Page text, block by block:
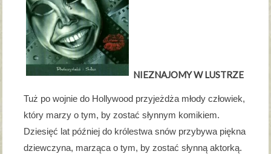
NIEZNAJOMY W LUSTRZE
Tuż po wojnie do Hollywood przyjeżdża młody człowiek,
który marzy o tym, by zostać słynnym komikiem.
Dziesięć lat później do królestwa snów przybywa piękna
dziewczyna, marząca o tym, by zostać słynną aktorką.